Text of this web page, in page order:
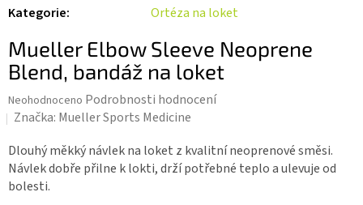
Kategorie: Ortéza na loket
Mueller Elbow Sleeve Neoprene
Blend, bandáž na loket
Průměrné
hodnocení
je
0,0
z 5
hvězdiček.
Neohodnoceno Podrobnosti hodnocení
Značka: Mueller Sports Medicine
Dlouhý měkký návlek na loket z kvalitní neoprenové směsi.
Návlek dobře přilne k lokti, drží potřebné teplo a ulevuje od
bolesti.